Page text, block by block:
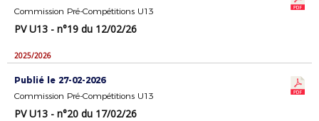
Commission Pré-Compétitions U13
PV U13 - n°19 du 12/02/26
2025/2026
Publié le 27-02-2026
Commission Pré-Compétitions U13
PV U13 - n°20 du 17/02/26